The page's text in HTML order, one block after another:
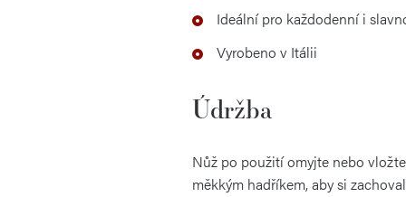
Ideální pro každodenní i
Vyrobeno v Itálii
Údržba
Nůž po použití omyjte nebo
měkkým hadříkem, aby si